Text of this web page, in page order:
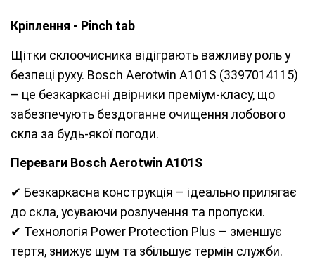
Кріплення - Pinch tab
Щітки склоочисника відіграють важливу роль у
безпеці руху. Bosch Aerotwin A101S (3397014115)
– це безкаркасні двірники преміум-класу, що
забезпечують бездоганне очищення лобового
скла за будь-якої погоди.
Переваги Bosch Aerotwin A101S
✔ Безкаркасна конструкція – ідеально прилягає
до скла, усуваючи розлучення та пропуски.
✔ Технологія Power Protection Plus – зменшує
тертя, знижує шум та збільшує термін служби.